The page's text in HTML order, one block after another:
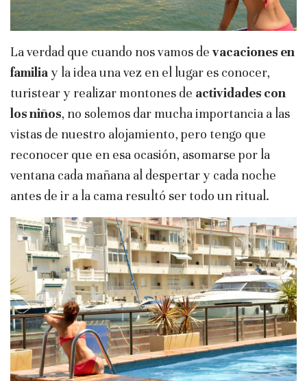
La verdad que cuando nos vamos devacaciones en
familia y la idea una vez en el lugar es conocer,
turistear y realizar montones de actividades con
los niños, no solemos dar mucha importancia a las
vistas de nuestro alojamiento, pero tengo que
reconocer que en esa ocasión, asomarse por la
ventana cada mañana al despertar y cada noche
antes de ir a la cama resultó ser todo un ritual.